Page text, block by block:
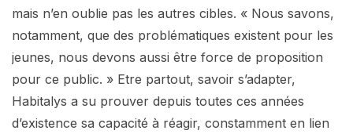
mais n’en oublie pas les autres cibles. « Nous savons,
notamment, que des problématiques existent pour les
jeunes, nous devons aussi être force de proposition
pour ce public. » Etre partout, savoir s’adapter,
Habitalys a su prouver depuis toutes ces années
d’existence sa capacité à réagir, constamment en lien